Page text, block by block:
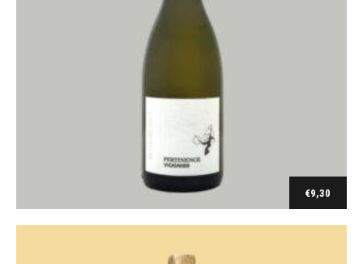
Toevoegen aan winkelwagen
€9,30
Champagne Dumont & fils Brut Tradition